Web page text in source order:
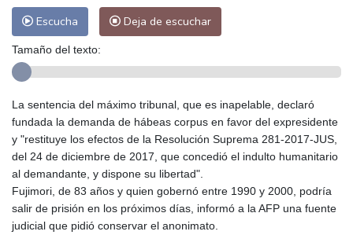
Escucha Deja de escuchar
Tamaño del texto:
La sentencia del máximo tribunal, que es inapelable, declaró
fundada la demanda de hábeas corpus en favor del expresidente
y "restituye los efectos de la Resolución Suprema 281-2017-JUS,
del 24 de diciembre de 2017, que concedió el indulto humanitario
al demandante, y dispone su libertad".
Fujimori, de 83 años y quien gobernó entre 1990 y 2000, podría
salir de prisión en los próximos días, informó a la AFP una fuente
judicial que pidió conservar el anonimato.